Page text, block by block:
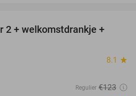
2 + welkomstdrankje +
8.1 star
Regulier €123